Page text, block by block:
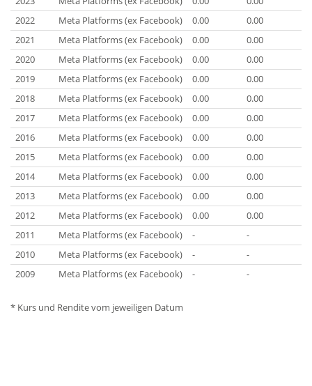
2022
Meta Platforms (ex Facebook) 0.00 0.00
2021
Meta Platforms (ex Facebook) 0.00 0.00
2020
Meta Platforms (ex Facebook) 0.00 0.00
2019
Meta Platforms (ex Facebook) 0.00 0.00
2018
Meta Platforms (ex Facebook) 0.00 0.00
2017
Meta Platforms (ex Facebook) 0.00 0.00
2016
Meta Platforms (ex Facebook) 0.00 0.00
2015
Meta Platforms (ex Facebook) 0.00 0.00
2014
Meta Platforms (ex Facebook) 0.00 0.00
2013
Meta Platforms (ex Facebook) 0.00 0.00
2012
Meta Platforms (ex Facebook) 0.00 0.00
2011
Meta Platforms (ex Facebook) - -
2010
Meta Platforms (ex Facebook) - -
2009
Meta Platforms (ex Facebook) - -
* Kurs und Rendite vom jeweiligen Datum